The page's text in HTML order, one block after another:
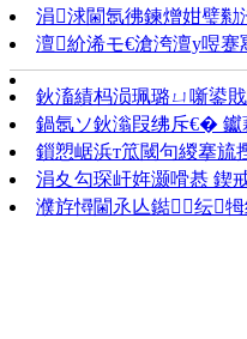
涓浗閫氬彿鍊熷姏璧
澶紒浠モ€滄洿澶у喅
鈥滀績杩涢珮璐ㄩ噺鍙
鍋氬ソ鈥滃叚绋斥€� 钀
鎻愬崌浜т笟閾句緵搴
涓夊勾琛屽姩灏嗗惎 鍥
濮斿憳閫氶亾鐑纭